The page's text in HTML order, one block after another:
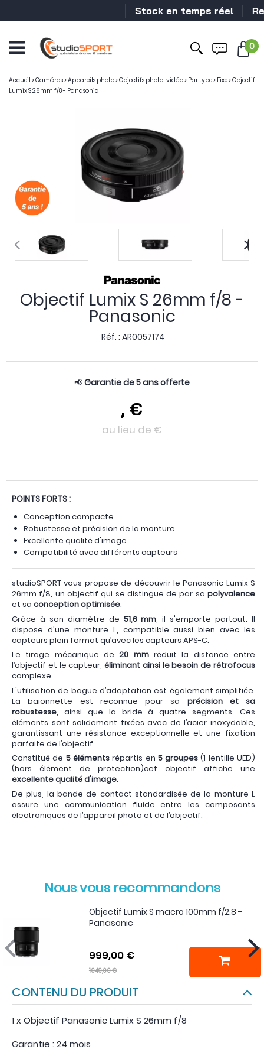
Stock en temps réel
0
Accueil >Caméras>Appareils photo>Objectifs photo-vidéo> Par type> Fixe>Objectif
Lumix S 26mm f/8 - Panasonic
Objectif Lumix S 26mm f/8 -
Panasonic
Réf. : AR0057174
, €
au lieu de €
📢Garantie de 5 ans offerte
POINTS FORTS :
Conception compacte
Robustesse et précision de la monture
Excellente qualité d'image
Compatibilité avec différents capteurs
studioSPORT vous propose de découvrir le Panasonic Lumix S
26mm f/8, un objectif qui se distingue de par sa polyvalence
et sa conception optimisée.
Grâce à son diamètre de 51,6 mm , il s'emporte partout. Il
dispose d'une monture L, compatible aussi bien avec les
capteurs plein format qu’avec les capteurs APS-C.
Le tirage mécanique de20 mmréduit la distance entre
l’objectif et le capteur,éliminant ainsi le besoin de rétrofocus
complexe.
L'utilisation de bague d’adaptation est également simplifiée.
La baïonnette est reconnue pour sa précision et sa
robustesse , ainsi que la bride à quatre segments. Ces
éléments sont solidement fixées avec de l’acier inoxydable,
garantissant une résistance exceptionnelle et une fixation
parfaite de l’objectif.
Constitué de 5 élémentsrépartis en 5 groupes (1 lentille UED)
(hors élément de protection)cet objectif affiche une
excellente qualité d'image.
De plus, la bande de contact standardisée de la monture L
assure une communication fluide entre les composants
électroniques de l’appareil photo et de l’objectif.
Nous vous recommandons
Objectif Lumix S macro 100mm f/2.8 -
Panasonic
999,00 €
1049,00 €
CONTENU DU PRODUIT
1 x Objectif Panasonic Lumix S 26mm f/8
Garantie : 24 mois